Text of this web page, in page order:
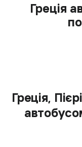
Греція
Греція,